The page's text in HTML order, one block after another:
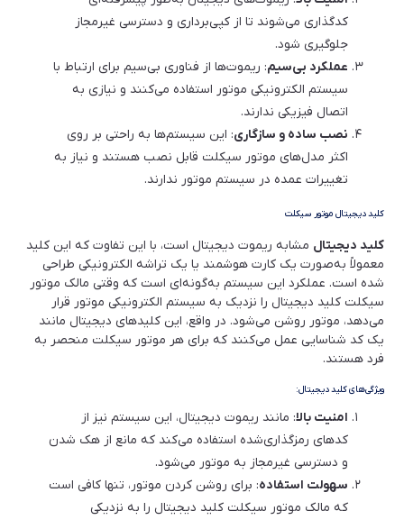
کدگذاری می‌شوند تا از کپی‌برداری و دسترسی غیرمجاز
جلوگیری شود.
عملکرد بی‌سیم: ریموت‌ها از فناوری بی‌سیم برای ارتباط با
سیستم الکترونیکی موتور استفاده می‌کنند و نیازی به
اتصال فیزیکی ندارند.
نصب ساده و سازگاری: این سیستم‌ها به راحتی بر روی
اکثر مدل‌های موتور سیکلت قابل نصب هستند و نیاز به
تغییرات عمده در سیستم موتور ندارند.
کلید دیجیتال موتور سیکلت
کلید دیجیتال مشابه ریموت دیجیتال است، با این تفاوت که این کلید
معمولاً به‌صورت یک کارت هوشمند یا یک تراشه الکترونیکی طراحی
شده است. عملکرد این سیستم به‌گونه‌ای است که وقتی مالک موتور
سیکلت کلید دیجیتال را نزدیک به سیستم الکترونیکی موتور قرار
می‌دهد، موتور روشن می‌شود. در واقع، این کلیدهای دیجیتال مانند
یک کد شناسایی عمل می‌کنند که برای هر موتور سیکلت منحصر به
فرد هستند.
ویژگی‌های کلید دیجیتال:
امنیت بالا: مانند ریموت دیجیتال، این سیستم نیز از
کدهای رمزگذاری‌شده استفاده می‌کند که مانع از هک شدن
و دسترسی غیرمجاز به موتور می‌شود.
سهولت استفاده: برای روشن کردن موتور، تنها کافی است
که مالک موتور سیکلت کلید دیجیتال را به نزدیکی